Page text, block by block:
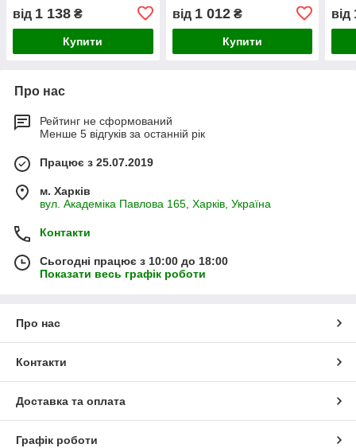
від 1 138 ₴
Купити
від 1 012₴
Купити
від
Про нас
Рейтинг не сформований
Менше 5 відгуків за останній рік
Працює з 25.07.2019
м. Харків
вул. Академіка Павлова 165, Харків, Україна
Контакти
Сьогодні працює з 10:00 до 18:00
Показати весь графік роботи
Про нас
Контакти
Доставка та оплата
Графік роботи